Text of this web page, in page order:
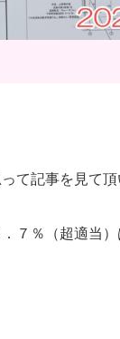
て記事を見て
７％（超適当